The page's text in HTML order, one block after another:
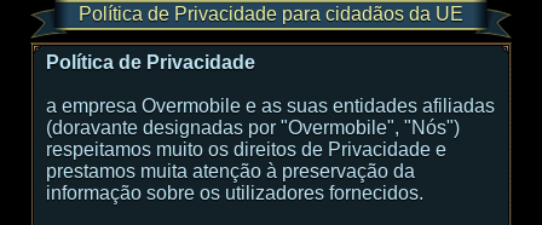
Política de Privacidade para cidadãos da UE
Política de Privacidade
a empresa Overmobile e as suas entidades afiliadas
(doravante designadas por "Overmobile", "Nós")
respeitamos muito os direitos de Privacidade e
prestamos muita atenção à preservação da
informação sobre os utilizadores fornecidos.